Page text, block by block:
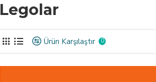
Legolar
Ürün Karşılaştır 0